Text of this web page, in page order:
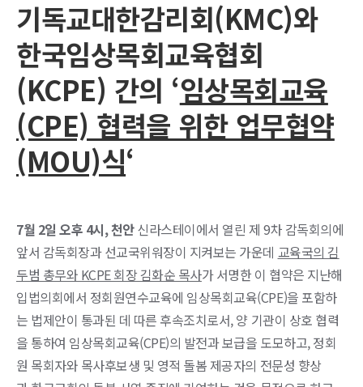
기독교대한감리회(KMC)와
한국임상목회교육협회
(KCPE) 간의 ‘임상목회교육
(CPE) 협력을 위한 업무협약
(MOU)식‘
7월 2일 오후 4시, 천안신라스테이에서 열린 제 9차 감독회의에
앞서 감독회장과 선교국위워장이 지켜보는 가운데 교육국의 김
두범 총무와 KCPE 회장 김화순 목사가 서명한 이 협약은 지난해
입법의회에서 정회원연수교육에 임상목회교육(CPE)을 포함하
는 법제안이 통과된 데 따른 후속조치로서, 양 기관이 상호 협력
을 통하여 임상목회교육(CPE)의 발전과 보급을 도모하고, 정회
원 목회자와 목사후보생 및 영적 돌봄 제공자의 전문성 향상